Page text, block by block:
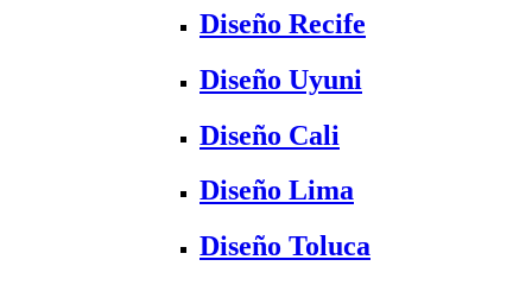
Diseño Recife
Diseño Uyuni
Diseño Cali
Diseño Lima
Diseño Toluca